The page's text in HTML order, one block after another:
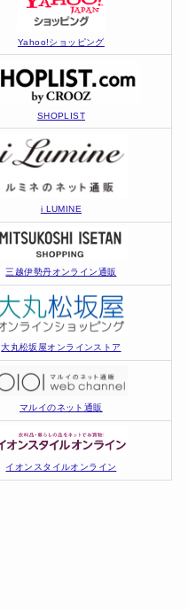
Yahoo!ショッピング
SHOPLIST
i LUMINE
三越伊勢丹オンライン通販
大丸松坂屋オンラインストア
マルイのネット通販
イオンスタイルオンライン